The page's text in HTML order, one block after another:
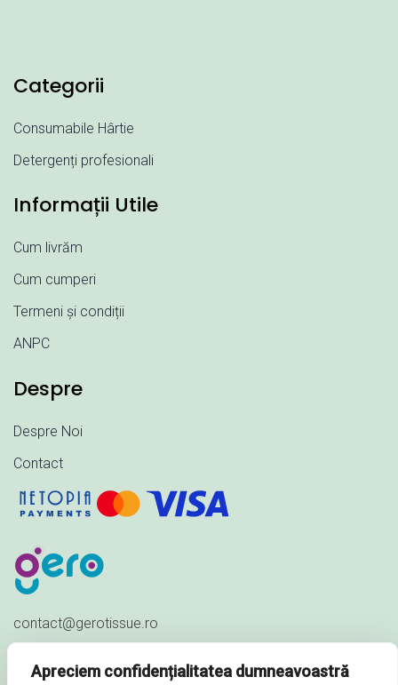
Apreciem confidențialitatea dumneavoastră
Categorii
Consumabile Hârtie
Detergenți profesionali
Informații Utile
Cum livrăm
Cum cumperi
Termeni și condiții
ANPC
Despre
Despre Noi
Contact
contact@gerotissue.ro
Str. Al. Ioan Cuza nr. 23,